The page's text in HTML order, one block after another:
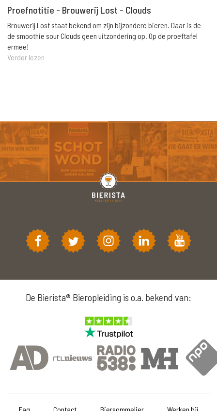
Proefnotitie - Brouwerij Lost - Clouds
Brouwerij Lost staat bekend om zijn bijzondere bieren. Daar is de
de smoothie sour Clouds geen uitzondering op. Op de proeftafel
ermee!
Verder lezen
De Bierista® Bieropleiding is o.a. bekend van: